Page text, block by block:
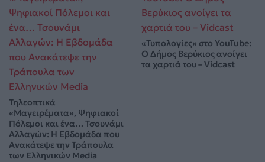
Τηλεοπτικά
«Μαγειρέματα», Ψηφιακοί
Πόλεμοι και ένα… Τσουνάμι
Αλλαγών: Η Εβδομάδα που
Ανακάτεψε την Τράπουλα
των Ελληνικών Media
«Τυπολογίες» στο YouTube:
Ο Δήμος Βερύκιος ανοίγει
τα χαρτιά του – Vidcast